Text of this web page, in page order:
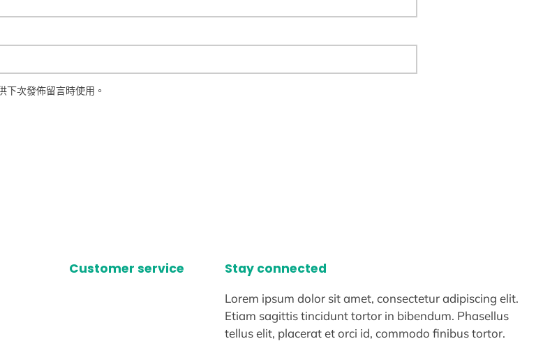
下次發佈留言時使用。
Customer service Stay connected
Lorem ipsum dolor sit amet, consectetur adipiscing elit.
Etiam sagittis tincidunt tortor in bibendum. Phasellus
tellus elit, placerat et orci id, commodo finibus tortor.